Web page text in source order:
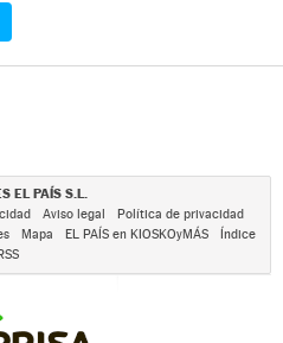
EL PAÍS S.L.
Aviso legal
Política de privacidad
Mapa EL PAÍS en KIOSKOyMÁS
Índice